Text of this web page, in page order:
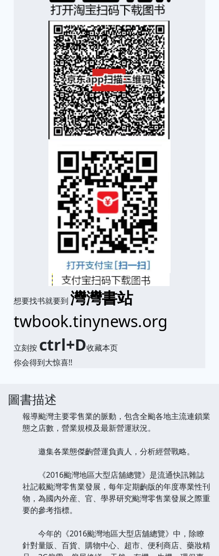
想要找书就要到 灣灣書站
twbook.tinynews.org
立刻按 ctrl+D收藏本页
你会得到大惊喜!!
圖書描述
報導颱灣主要零售業的脈動，包含全颱各地主流連鎖業
態之店數，營業規模及最新營運狀況。
邀集各業態傑齣營運負責人，分析經營戰略。
《2016颱灣地區大型店舖總覽》是流通快訊雜誌
社記載颱灣零售業發展，每年定期齣版的年度專業性刊
物，為國內外産、官、學界研究颱灣零售業發展之際重
要的參考指標。
今年的《2016颱灣地區大型店舖總覽》中，除瞭
針對量販、百貨、購物中心、超市、便利商店、藥妝精